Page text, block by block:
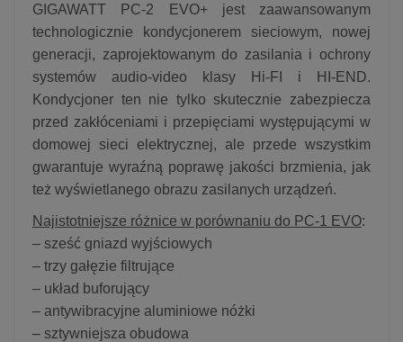
GIGAWATT PC-2 EVO+ jest zaawansowanym
technologicznie kondycjonerem sieciowym, nowej
generacji, zaprojektowanym do zasilania i ochrony
systemów audio-video klasy Hi-FI i HI-END.
Kondycjoner ten nie tylko skutecznie zabezpiecza
przed zakłóceniami i przepięciami występującymi w
domowej sieci elektrycznej, ale przede wszystkim
gwarantuje wyraźną poprawę jakości brzmienia, jak
też wyświetlanego obrazu zasilanych urządzeń.
Najistotniejsze różnice w porównaniu do PC-1 EVO:
– sześć gniazd wyjściowych
– trzy gałęzie filtrujące
– układ buforujący
– antywibracyjne aluminiowe nóżki
– sztywniejsza obudowa